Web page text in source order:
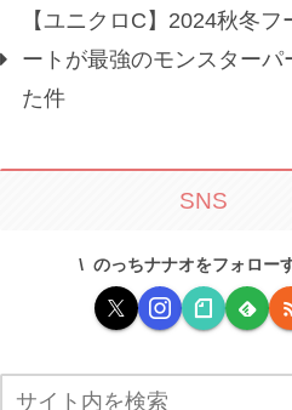
【ユニクロC】2024秋冬フ
ートが最強のモンスターパ
た件
SNS
のっちナナオをフォロー